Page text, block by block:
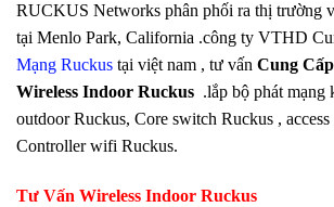
RUCKUS Networks phân phối ra thị trường
tại Menlo Park, California .công ty VTHD
Mạng Ruckus tại việt nam , tư vấn Cung
Wireless Indoor Ruckus .lắp bộ phát mạng
outdoor Ruckus, Core switch Ruckus ,
Controller wifi Ruckus.
Tư Vấn Wireless Indoor Ruckus